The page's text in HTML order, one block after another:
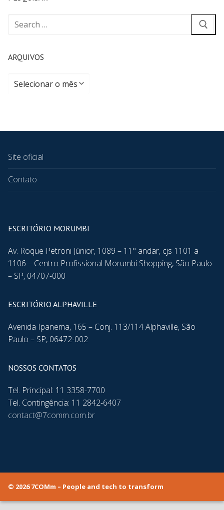
ARQUIVOS
Site oficial
Contato
ESCRITÓRIO MORUMBI
Av. Roque Petroni Júnior, 1089 – 11° andar, cjs 1101 a
1106 – Centro Profissional Morumbi Shopping, São Paulo
– SP, 04707-000
ESCRITÓRIO ALPHAVILLE
Avenida Ipanema, 165 – Conj. 113/114 Alphaville, São
Paulo – SP, 06472-002
NOSSOS CONTATOS
Tel. Principal: 11 3358-7700
Tel. Contingência: 11 2842-6407
contact@7comm.com.br
© 2026 7COMm – People and tech to transform